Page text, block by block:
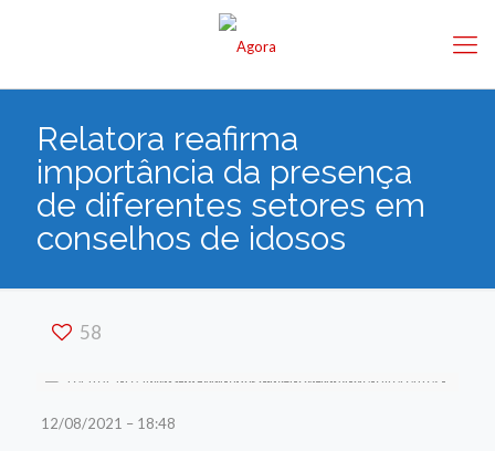
Relatora reafirma
importância da presença
de diferentes setores em
conselhos de idosos
58
12/08/2021 – 18:48